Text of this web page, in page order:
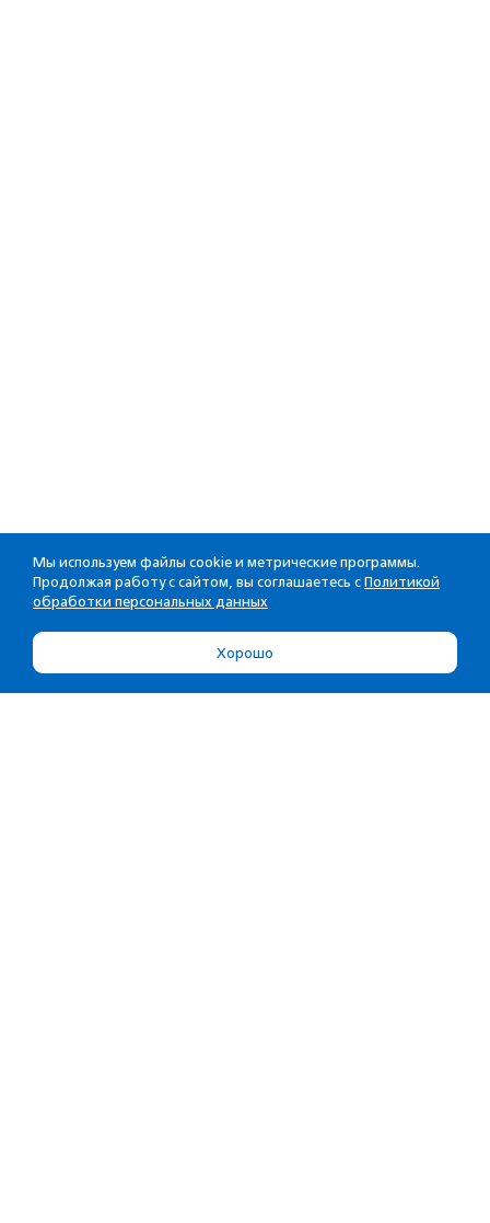
Мы используем файлы cookie и метрические программы.
Продолжая работу с сайтом, вы соглашаетесь с Политикой
обработки персональных данных
Хорошо